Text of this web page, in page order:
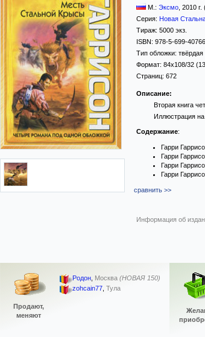
М.: Эксмо 2010 г.
Серия: Новая
Тираж: 5000 экз.
ISBN: 978-5-699-
Тип обложки: твёрдая
Формат: 84x108/32
Страниц: 672
Описание:
Вторая книга
Иллюстрация
Содержание:
Гарри
Гарри
Гарри
Гарри
сравнить >>
Информация об
Продают,
меняют
Родон, Москва (НОВАЯ 150)
zohcain77, Тула